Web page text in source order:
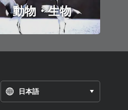
動物・生物
日本語